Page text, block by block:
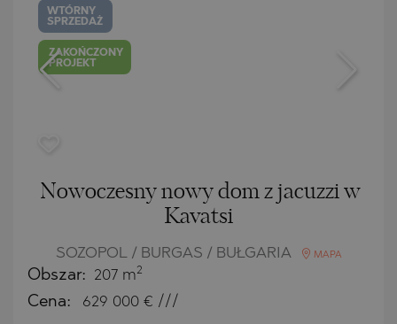
WTÓRNY
SPRZEDAŻ
ZAKOŃCZONY
PROJEKT
Nowoczesny nowy dom z jacuzzi w
Kavatsi
SOZOPOL / BURGAS / BUŁGARIA MAPA
Obszar: 207 m2
Cena: 629 000 € ///